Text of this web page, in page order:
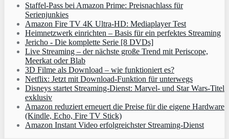
Staffel-Pass bei Amazon Prime: Preisnachlass für
Serienjunkies
Amazon Fire TV 4K Ultra-HD: Mediaplayer Test
Heimnetzwerk einrichten – Basis für ein perfektes Streaming
Jericho - Die komplette Serie [8 DVDs]
Live Streaming – der nächste große Trend mit Periscope,
Meerkat oder Blab
3D Filme als Download – wie funktioniert es?
Netflix: Jetzt mit Download-Funktion für unterwegs
Disneys startet Streaming-Dienst: Marvel- und Star Wars-Titel
exklusiv
Amazon reduziert erneuert die Preise für die eigene Hardware
(Kindle, Echo, Fire TV Stick)
Amazon Instant Video erfolgreichster Streaming-Dienst